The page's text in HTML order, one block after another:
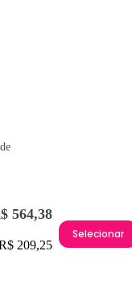
564,38
209,25
Selecionar